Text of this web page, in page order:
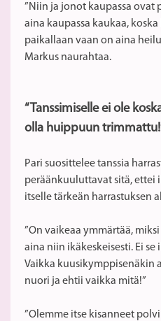
”Niin ja jonot kaupassa ovat
aina kaupassa kaukaa,
paikallaan vaan on aina
Markus naurahtaa.
“Tanssimiselle ei ole
olla huippuun
Pari suosittelee tanssia
peräänkuuluttavat sitä, ettei
itselle tärkeän harrastuksen
”On vaikeaa ymmärtää,
aina niin ikäkeskeisesti. Ei se
Vaikka kuusikymppisenäkin
nuori ja ehtii vaikka mitä!”
”Olemme itse kisanneet